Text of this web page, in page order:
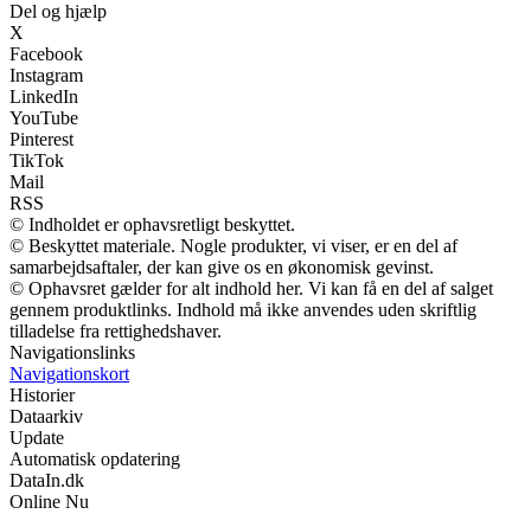
Del og hjælp
X
Facebook
Instagram
LinkedIn
YouTube
Pinterest
TikTok
Mail
RSS
© Indholdet er ophavsretligt beskyttet.
© Beskyttet materiale. Nogle produkter, vi viser, er en del af
samarbejdsaftaler, der kan give os en økonomisk gevinst.
© Ophavsret gælder for alt indhold her. Vi kan få en del af salget
gennem produktlinks. Indhold må ikke anvendes uden skriftlig
tilladelse fra rettighedshaver.
Navigationslinks
Navigationskort
Historier
Dataarkiv
Update
Automatisk opdatering
DataIn.dk
Online Nu